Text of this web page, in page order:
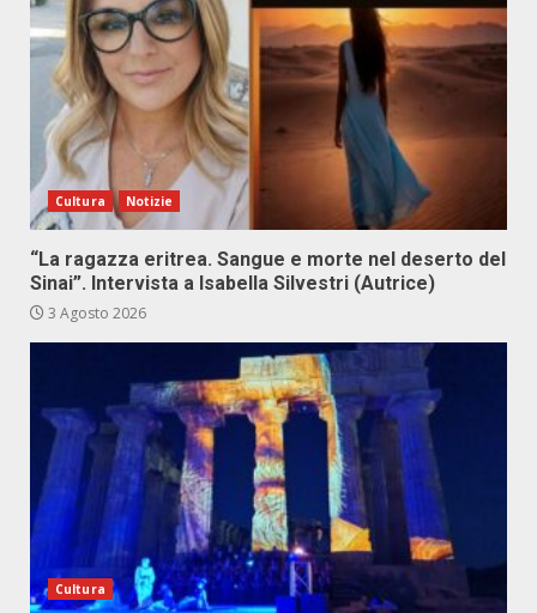
Cultura Notizie
“La ragazza eritrea. Sangue e morte nel deserto del
Sinai”. Intervista a Isabella Silvestri (Autrice)
3 Agosto 2026
Cultura